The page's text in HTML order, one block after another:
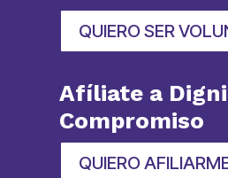
QUIERO SER
Afíliate a
Compromiso
QUIERO